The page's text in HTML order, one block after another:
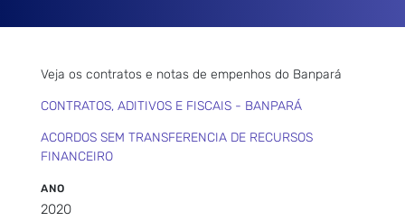
Veja os contratos e notas de empenhos do Banpará
CONTRATOS, ADITIVOS E FISCAIS - BANPARÁ
ACORDOS SEM TRANSFERENCIA DE RECURSOS
FINANCEIRO
ANO
2020